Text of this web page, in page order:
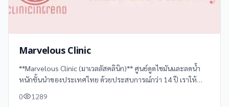
Marvelous Clinic
**Marvelous Clinic (มาเวลลัสคลินิก)** ศูนย์ดูดไขมันและลดน้ำ
หนักชั้นนำของประเทศไทย ด้วยประสบการณ์กว่า 14 ปี เราให้
ที่ทันสมัยและปลอดภัย
0 1289